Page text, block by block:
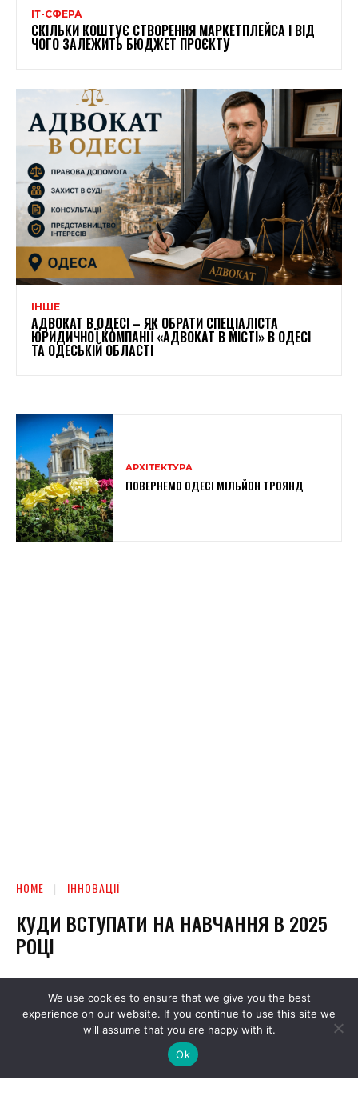
ІТ-СФЕРА
СКІЛЬКИ КОШТУЄ СТВОРЕННЯ МАРКЕТПЛЕЙСА І ВІД
ЧОГО ЗАЛЕЖИТЬ БЮДЖЕТ ПРОЄКТУ
ІНШЕ
АДВОКАТ В ОДЕСІ – ЯК ОБРАТИ СПЕЦІАЛІСТА
ЮРИДИЧНОЇ КОМПАНІЇ «АДВОКАТ В МІСТІ» В ОДЕСІ
ТА ОДЕСЬКІЙ ОБЛАСТІ
АРХІТЕКТУРА
ПОВЕРНЕМО ОДЕСІ МІЛЬЙОН ТРОЯНД
We use cookies to ensure that we give you the best
experience on our website. If you continue to use this site we
will assume that you are happy with it.
Ok